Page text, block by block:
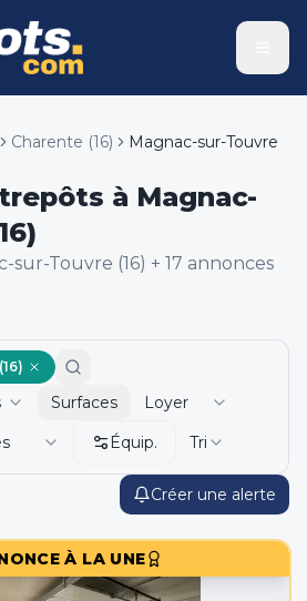
Charente (16) Magnac-sur-Touvre
à Magnac-
sur-Touvre (16) + 17 annonces
Créer une alerte
Surfaces
Loyer
Équip. Tri
À LA UNE